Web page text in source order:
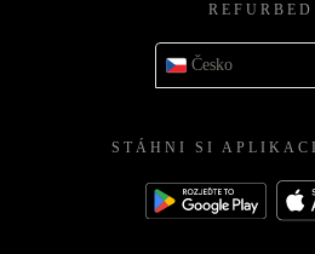
Česko
STÁHNI SI